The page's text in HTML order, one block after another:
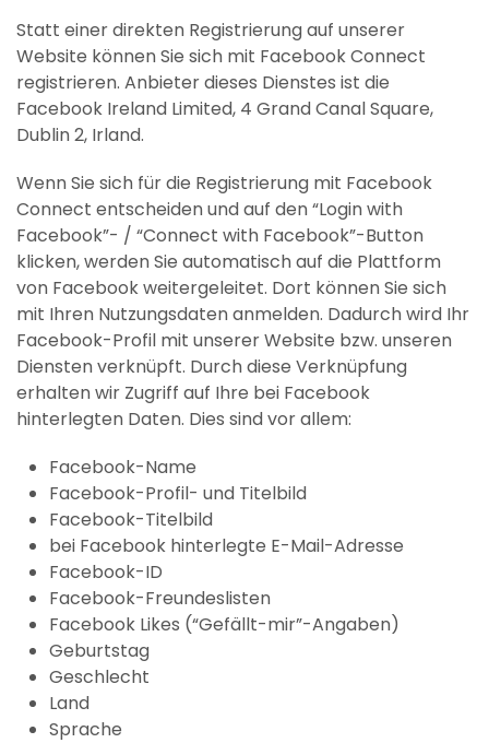
Statt einer direkten Registrierung auf unserer
Website können Sie sich mit Facebook Connect
registrieren. Anbieter dieses Dienstes ist die
Facebook Ireland Limited, 4 Grand Canal Square,
Dublin 2, Irland.
Wenn Sie sich für die Registrierung mit Facebook
Connect entscheiden und auf den “Login with
Facebook”- / “Connect with Facebook”-Button
klicken, werden Sie automatisch auf die Plattform
von Facebook weitergeleitet. Dort können Sie sich
mit Ihren Nutzungsdaten anmelden. Dadurch wird Ihr
Facebook-Profil mit unserer Website bzw. unseren
Diensten verknüpft. Durch diese Verknüpfung
erhalten wir Zugriff auf Ihre bei Facebook
hinterlegten Daten. Dies sind vor allem:
Facebook-Name
Facebook-Profil- und Titelbild
Facebook-Titelbild
bei Facebook hinterlegte E-Mail-Adresse
Facebook-ID
Facebook-Freundeslisten
Facebook Likes (“Gefällt-mir”-Angaben)
Geburtstag
Geschlecht
Land
Sprache